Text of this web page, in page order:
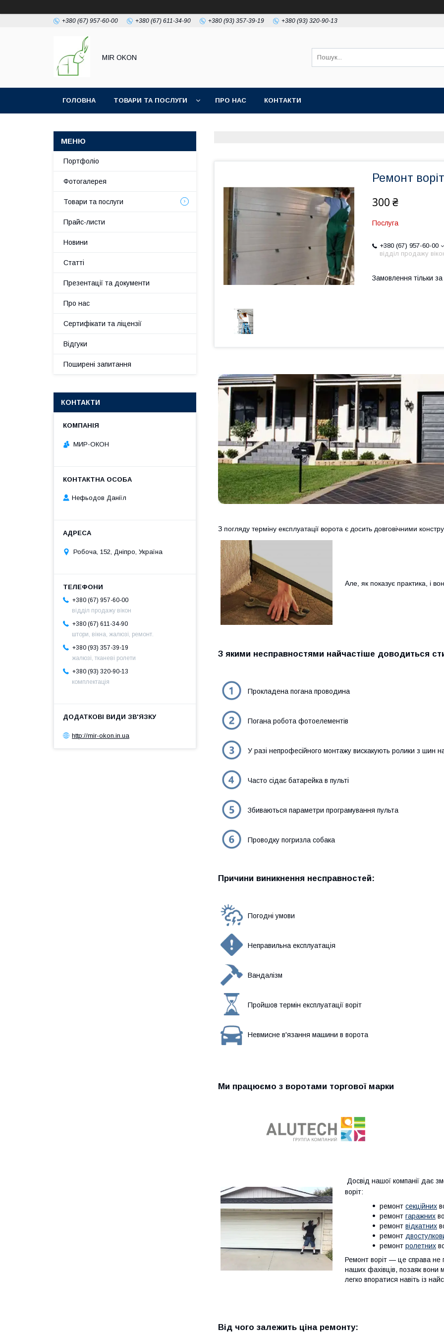
+380 (67) 957-60-00 +380 (67) 611-34-90 +380 (93) 357-39-19 +380 (93) 320-90-13
MIR OKON
ГОЛОВНА ТОВАРИ ТА ПОСЛУГИ ПРО НАС КОНТАКТИ
Ремонт воріт
300 ₴
Послуга
+380 (67) 957-60-00
відділ продажу
Замовлення тільки
З погляду терміну експлуатації ворота є досить довговічними
Але, як показує практика, і
З якими несправностями найчастіше доводиться
Прокладена погана проводина
Погана робота фотоелементів
У разі непрофесійного монтажу вискакують ролики з шин
Часто сідає батарейка в пульті
Збиваються параметри програмування пульта
Проводку погризла собака
Причини виникнення несправностей:
Погодні умови
Неправильна експлуатація
Вандалізм
Пройшов термін експлуатації воріт
Невмисне в'язання машини в ворота
Ми працюємо з воротами торгової марки
Досвід нашої компанії дає
воріт:
ремонт секційних
ремонт гаражних
ремонт відкатних
ремонт
ремонт ролетних
Ремонт воріт — це справа не
наших фахівців, позаяк вони
легко впоратися навіть із
Від чого залежить ціна ремонту:
Портфоліо
Фотогалерея
Товари та послуги
Прайс-листи
Новини
Статті
Презентації та документи
Про нас
Сертифікати та ліцензії
Відгуки
Поширені запитання
КОНТАКТИ
МИР-ОКОН
Нефьодов Даніїл
Робоча, 152, Дніпро, Україна
+380 (67) 957-60-00
відділ продажу вікон
+380 (67) 611-34-90
штори, вікна, жалюзі, ремонт.
+380 (93) 357-39-19
жалюзі, тканеві ролети
+380 (93) 320-90-13
комплектація
http://mir-okon.in.ua